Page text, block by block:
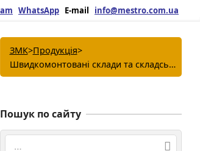
WhatsApp E-mail info@mestro.com.ua
ЗМК>Продукція>
Швидкомонтовані склади та складські приміщення
Пошук по сайту
Search